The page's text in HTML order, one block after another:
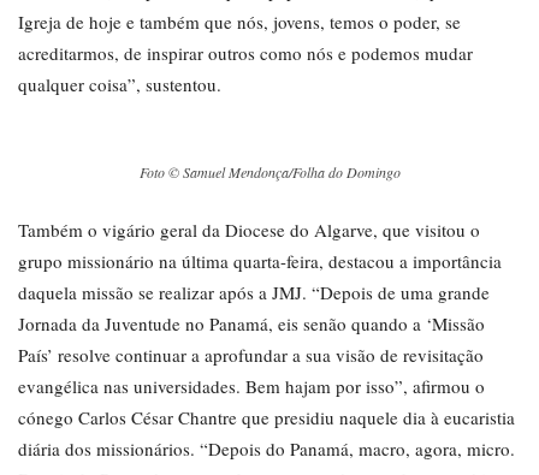
Igreja de hoje e também que nós, jovens, temos o poder, se
acreditarmos, de inspirar outros como nós e podemos mudar
qualquer coisa”, sustentou.
Foto © Samuel Mendonça/Folha do Domingo
Também o vigário geral da Diocese do Algarve, que visitou o
grupo missionário na última quarta-feira, destacou a importância
daquela missão se realizar após a JMJ. “Depois de uma grande
Jornada da Juventude no Panamá, eis senão quando a ‘Missão
País’ resolve continuar a aprofundar a sua visão de revisitação
evangélica nas universidades. Bem hajam por isso”, afirmou o
cónego Carlos César Chantre que presidiu naquele dia à eucaristia
diária dos missionários. “Depois do Panamá, macro, agora, micro.